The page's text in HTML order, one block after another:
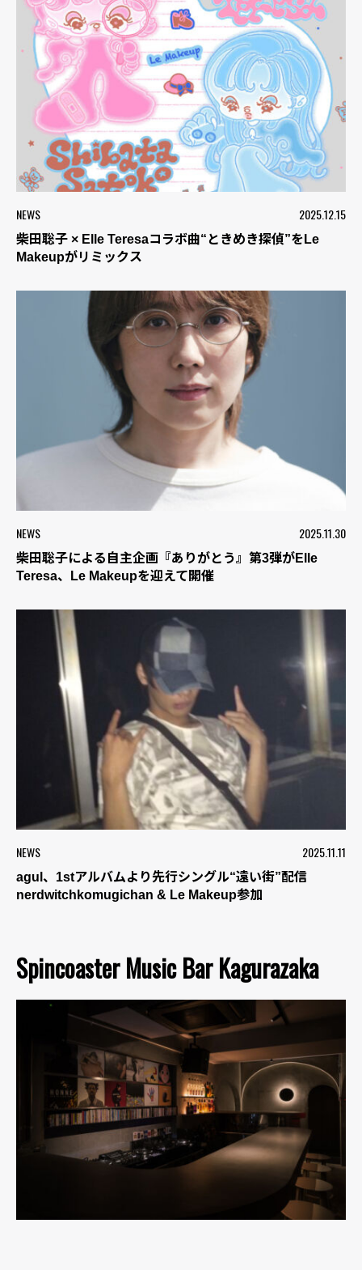
NEWS 2025.12.15
柴田聡子 × Elle Teresaコラボ曲“ときめき探偵”をLe
Makeupがリミックス
NEWS 2025.11.30
柴田聡子による自主企画『ありがとう』第3弾がElle
Teresa、Le Makeupを迎えて開催
NEWS 2025.11.11
agul、1stアルバムより先行シングル“遠い街”配信
nerdwitchkomugichan & Le Makeup参加
Spincoaster Music Bar Kagurazaka